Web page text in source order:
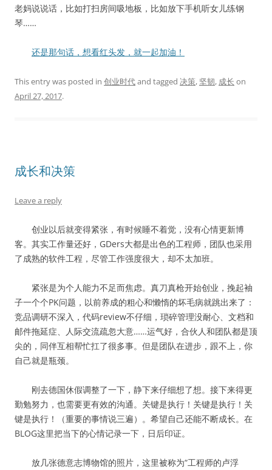
老妈说说话，比如打扫房间吸地板，比如放下手机听女儿练钢
琴……
还是那句话，想看红头发，就一起加油！
This entry was posted in 创业时代and tagged 决策, 坚韧, 成长 on
April 27, 2017.
成长和决策
Leave a reply
创业以后就变得紧张，有时候睡不着觉，没有心情更新博
客。其实工作量还好，GDers大都是出色的工程师，团队也采用
了成熟的软件工程，尽管工作强度很大，却不太加班。
紧张是为个人能力不足而焦虑。真刀真枪开始创业，挽起袖
子一个个PK问题，以前养成的粗心和懒惰的坏毛病就跳出来了：
竞品调研不深入，代码review不仔细，琐碎管理没耐心、文档和
邮件拖延症、人际交流疏忽大意……运气好，合伙人和团队都是顶
尖的，同伴互相帮忙扛了很多事。但是团队在进步，跟不上，你
自己就是瓶颈。
刚去德国休假调整了一下，静下来仔细想了想。接下来得更
勤勉努力，也需要更有效的沟通。关键是执行！关键是执行！关
键是执行！（重要的事情说三遍）。希望自己还能不断成长。在
BLOG这里把当下的心情记录一下，日后印证。
放几张德意志博物馆的照片，这里被称为“工程师的卢浮